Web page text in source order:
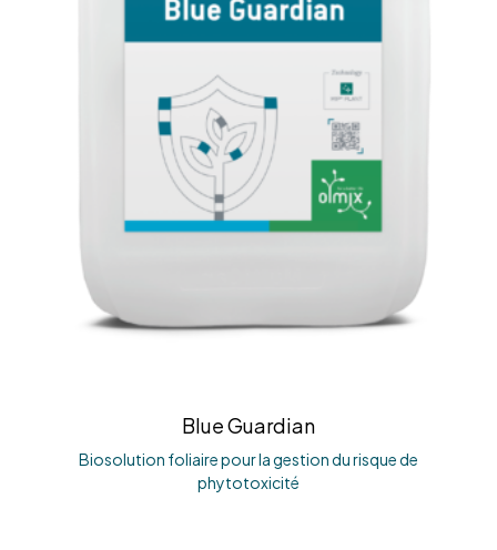
Blue Guardian
Biosolution foliaire pour la gestion du risque de
phytotoxicité